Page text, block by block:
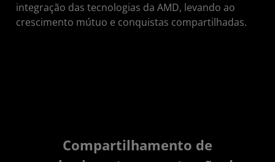
integração das tecnologias da AMD, levando ao
crescimento mútuo e conquistas compartilhadas.
Compartilhamento de